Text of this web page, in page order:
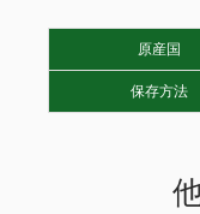
原産国
保存方法